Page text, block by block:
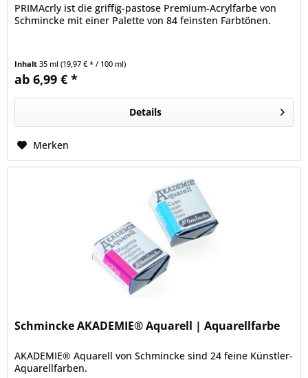
PRIMAcrly ist die griffig-pastose Premium-Acrylfarbe von
Schmincke mit einer Palette von 84 feinsten Farbtönen.
Inhalt35 ml(19,97 € * / 100 ml)
ab 6,99 € *
Details
Merken
Schmincke AKADEMIE® Aquarell | Aquarellfarbe
AKADEMIE® Aquarell von Schmincke sind 24 feine Künstler-
Aquarellfarben.